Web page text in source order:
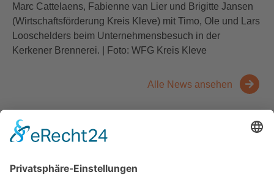
Marc Cattelaens, Fabienne van Lier und Brigitte Jansen
(Wirtschaftsförderung Kreis Kleve) mit Timo, Ole und Lars
Looschelders beim Unternehmensbesuch in der
Kerkener Brennerei. | Foto: WFG Kreis Kleve
Alle News ansehen